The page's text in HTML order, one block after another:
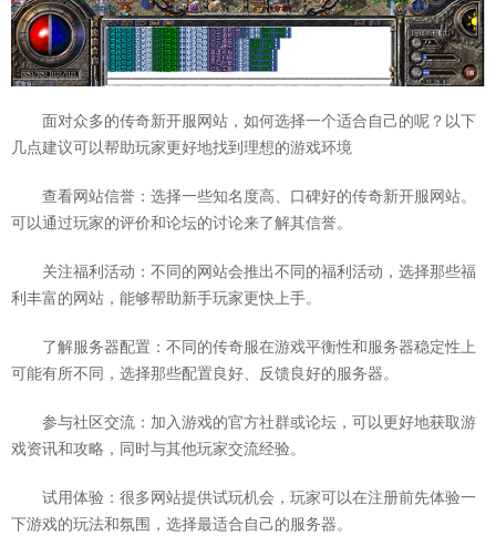
面对众多的传奇新开服网站，如何选择一个适合自己的呢？以下
几点建议可以帮助玩家更好地找到理想的游戏环境
查看网站信誉：选择一些知名度高、口碑好的传奇新开服网站。
可以通过玩家的评价和论坛的讨论来了解其信誉。
关注福利活动：不同的网站会推出不同的福利活动，选择那些福
利丰富的网站，能够帮助新手玩家更快上手。
了解服务器配置：不同的传奇服在游戏平衡性和服务器稳定性上
可能有所不同，选择那些配置良好、反馈良好的服务器。
参与社区交流：加入游戏的官方社群或论坛，可以更好地获取游
戏资讯和攻略，同时与其他玩家交流经验。
试用体验：很多网站提供试玩机会，玩家可以在注册前先体验一
下游戏的玩法和氛围，选择最适合自己的服务器。